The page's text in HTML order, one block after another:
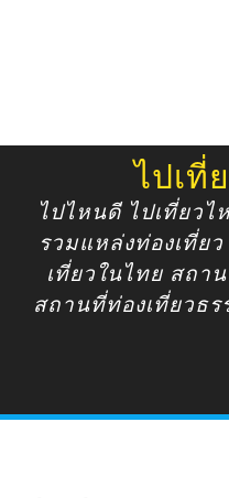
content
ไปเที่
ไปไหนดี ไปเที่ยว
รวมแหล่งท่องเที่ย
เที่ยวในไทย สถา
สถานที่ท่องเที่ยวธ